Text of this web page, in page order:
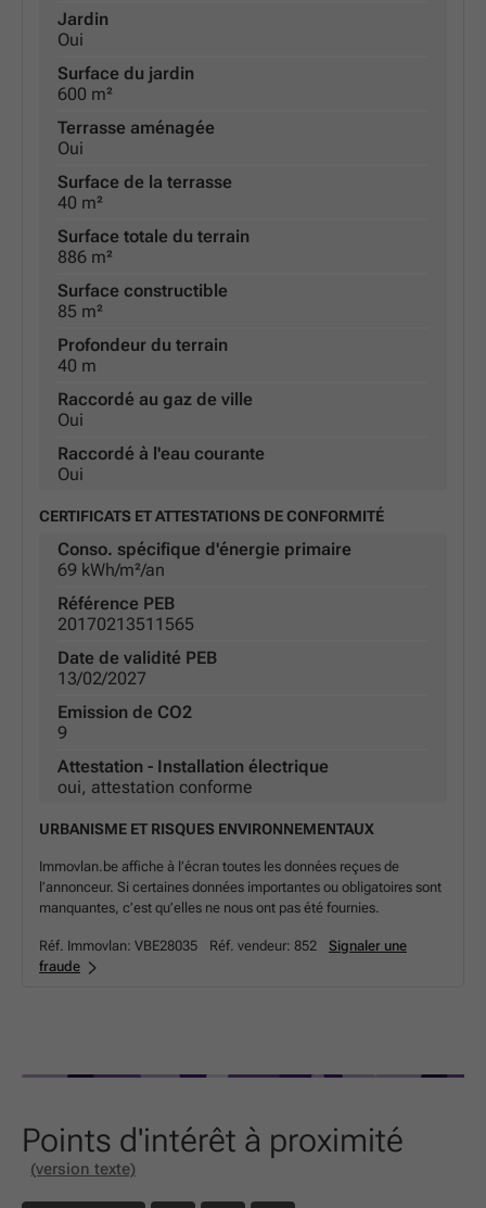
Jardin
Oui
Surface du jardin
600 m²
Terrasse aménagée
Oui
Surface de la terrasse
40 m²
Surface totale du terrain
886 m²
Surface constructible
85 m²
Profondeur du terrain
40 m
Raccordé au gaz de ville
Oui
Raccordé à l'eau courante
Oui
CERTIFICATS ET ATTESTATIONS DE CONFORMITÉ
Conso. spécifique d'énergie primaire
69 kWh/m²/an
Référence PEB
20170213511565
Date de validité PEB
13/02/2027
Emission de CO2
9
Attestation - Installation électrique
oui, attestation conforme
URBANISME ET RISQUES ENVIRONNEMENTAUX
Immovlan.be affiche à l’écran toutes les données reçues de
l’annonceur. Si certaines données importantes ou obligatoires sont
manquantes, c’est qu’elles ne nous ont pas été fournies.
Réf. Immovlan: VBE28035 Réf. vendeur: 852
Signaler une
fraude
Points d'intérêt à proximité
(version texte)